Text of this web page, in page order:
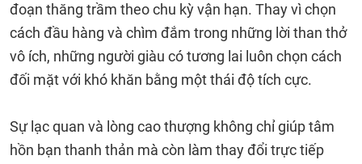
đoạn thăng trầm theo chu kỳ vận hạn. Thay vì chọn
cách đầu hàng và chìm đắm trong những lời than thở
vô ích, những người giàu có tương lai luôn chọn cách
đối mặt với khó khăn bằng một thái độ tích cực.
Sự lạc quan và lòng cao thượng không chỉ giúp tâm
hồn bạn thanh thản mà còn làm thay đổi trực tiếp